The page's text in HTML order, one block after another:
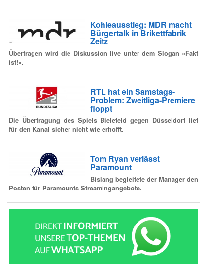
Kohleausstieg: MDR macht
Bürgertalk in Brikettfabrik
Zeitz
Übertragen wird die Diskussion live unter dem Slogan «Fakt
ist!».
RTL hat ein Samstags-
Problem: Zweitliga-Premiere
floppt
Die Übertragung des Spiels Bielefeld gegen Düsseldorf lief
für den Kanal sicher nicht wie erhofft.
Tom Ryan verlässt
Paramount
Bislang begleitete der Manager den
Posten für Paramounts Streamingangebote.